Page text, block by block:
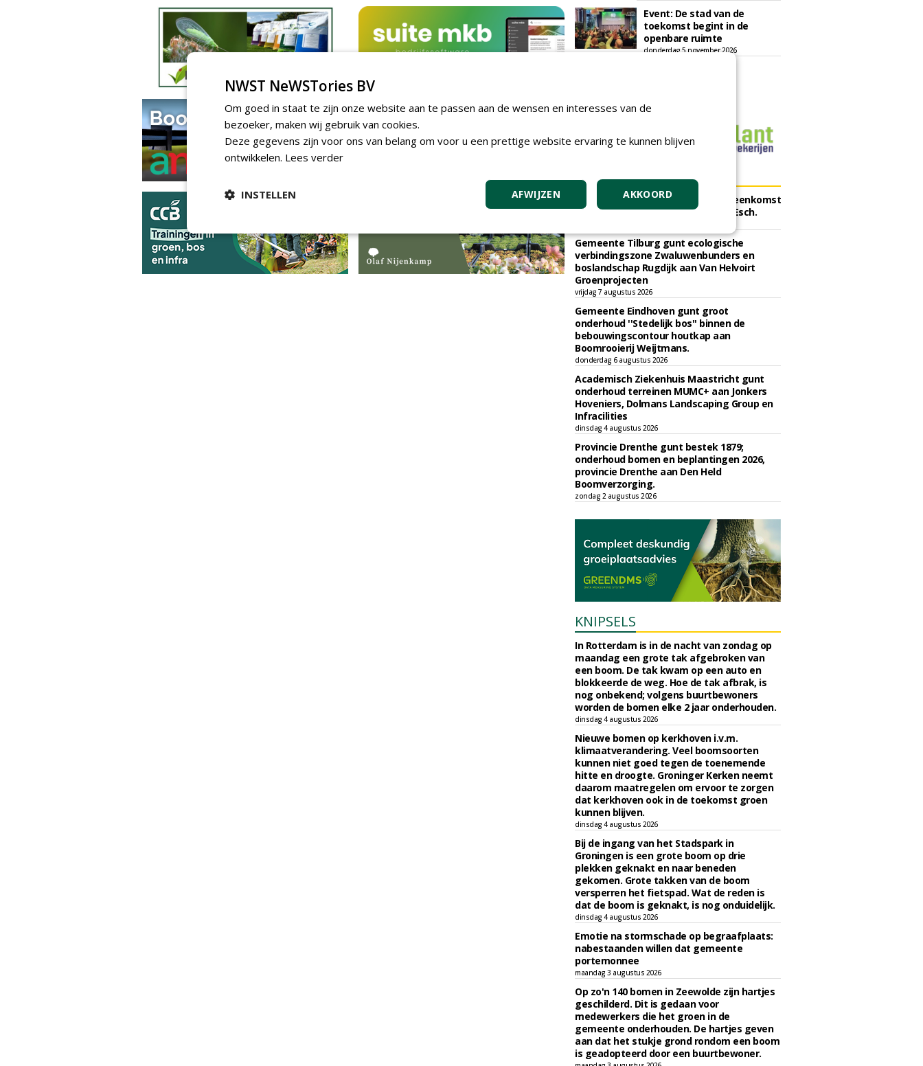
Event: De stad van de
toekomst begint in de
openbare ruimte
donderdag 5 november 2026
TENDERS
Gemeente Tilburg gunt raamovereenkomst
kap en herplant bomen aan J. van Esch.
Gemeente Tilburg gunt ecologische
verbindingszone Zwaluwenbunders en
boslandschap Rugdijk aan Van Helvoirt
Groenprojecten
vrijdag 7 augustus 2026
Gemeente Eindhoven gunt groot
onderhoud ''Stedelijk bos'' binnen de
bebouwingscontour houtkap aan
Boomrooierij Weijtmans.
donderdag 6 augustus 2026
Academisch Ziekenhuis Maastricht gunt
onderhoud terreinen MUMC+ aan Jonkers
Hoveniers, Dolmans Landscaping Group en
Infracilities
dinsdag 4 augustus 2026
Provincie Drenthe gunt bestek 1879;
onderhoud bomen en beplantingen 2026,
provincie Drenthe aan Den Held
Boomverzorging.
zondag 2 augustus 2026
KNIPSELS
In Rotterdam is in de nacht van zondag op
maandag een grote tak afgebroken van
een boom. De tak kwam op een auto en
blokkeerde de weg. Hoe de tak afbrak, is
nog onbekend; volgens buurtbewoners
worden de bomen elke 2 jaar onderhouden.
dinsdag 4 augustus 2026
Nieuwe bomen op kerkhoven i.v.m.
klimaatverandering. Veel boomsoorten
kunnen niet goed tegen de toenemende
hitte en droogte. Groninger Kerken neemt
daarom maatregelen om ervoor te zorgen
dat kerkhoven ook in de toekomst groen
kunnen blijven.
dinsdag 4 augustus 2026
Bij de ingang van het Stadspark in
Groningen is een grote boom op drie
plekken geknakt en naar beneden
gekomen. Grote takken van de boom
versperren het fietspad. Wat de reden is
dat de boom is geknakt, is nog onduidelijk.
dinsdag 4 augustus 2026
Emotie na stormschade op begraafplaats:
nabestaanden willen dat gemeente
portemonnee
maandag 3 augustus 2026
Op zo'n 140 bomen in Zeewolde zijn hartjes
geschilderd. Dit is gedaan voor
medewerkers die het groen in de
gemeente onderhouden. De hartjes geven
aan dat het stukje grond rondom een boom
is geadopteerd door een buurtbewoner.
NWST NeWSTories BV
Om goed in staat te zijn onze website aan te passen aan de wensen en interesses van de
bezoeker, maken wij gebruik van cookies.
Deze gegevens zijn voor ons van belang om voor u een prettige website ervaring te kunnen blijven
ontwikkelen. Lees verder
AKKOORD
AFWIJZEN
INSTELLEN